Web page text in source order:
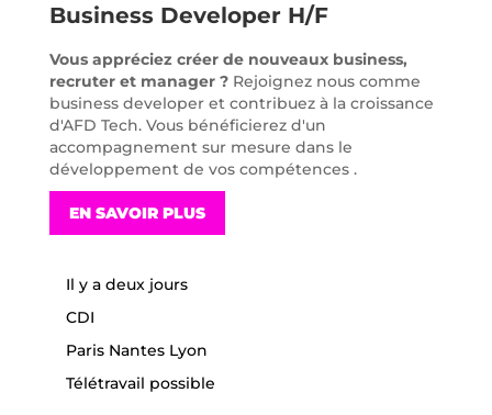
Business Developer H/F
Vous appréciez créer de nouveaux business,
recruter et manager ?Rejoignez nous comme
business developer et contribuez à la croissance
d'AFD Tech. Vous bénéficierez d'un
accompagnement sur mesure dans le
développement de vos compétences .
EN SAVOIR PLUS
Il y a deux jours
CDI
Paris Nantes Lyon
Télétravail possible